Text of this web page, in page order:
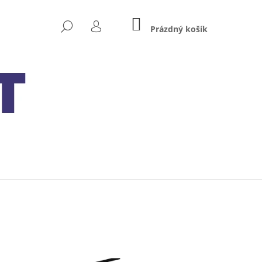
HLEDAT
PŘIHLÁŠENÍ
NÁKUPNÍ
KOŠÍK
Prázdný košík